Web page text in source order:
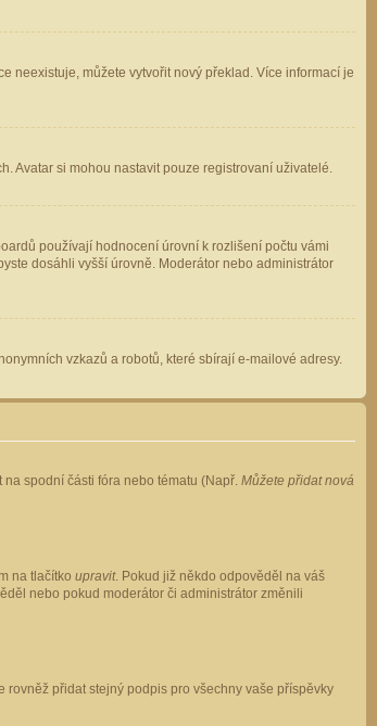
neexistuje, můžete vytvořit nový překlad. Více informací je
Avatar si mohou nastavit pouze registrovaní uživatelé.
používají hodnocení úrovní k rozlišení počtu vámi
dosáhli vyšší úrovně. Moderátor nebo administrátor
vzkazů a robotů, které sbírají e-mailové adresy.
spodní části fóra nebo tématu (Např. Můžete přidat nová
na tlačítko upravit. Pokud již někdo odpověděl na váš
nebo pokud moderátor či administrátor změnili
rovněž přidat stejný podpis pro všechny vaše příspěvky